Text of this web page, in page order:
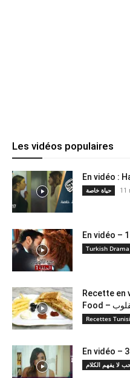
Les vidéos populaires
حياة خاصة 11
Turkish
Recette en
Recettes
لا يفهم الكلام